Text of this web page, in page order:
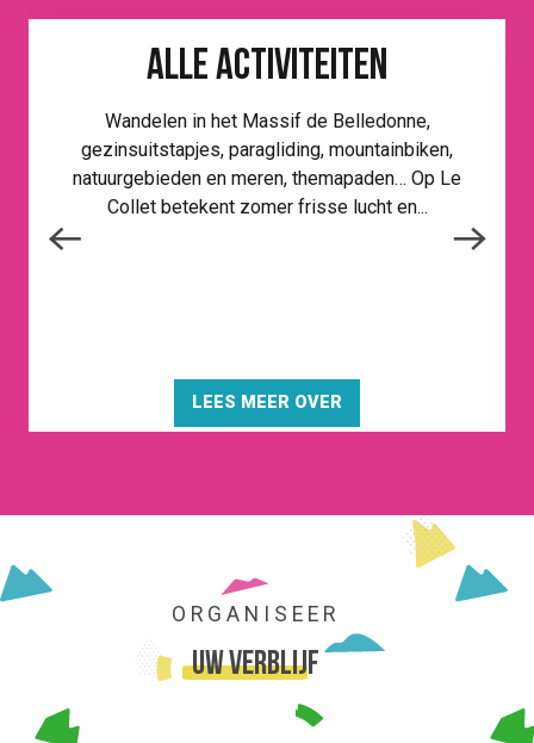
ALLE ACTIVITEITEN
Wandelen in het Massif de Belledonne,
gezinsuitstapjes, paragliding, mountainbiken,
natuurgebieden en meren, themapaden… Op Le
Collet betekent zomer frisse lucht en...
LEES MEER OVER
ORGANISEER
Uw verblijf
HOME